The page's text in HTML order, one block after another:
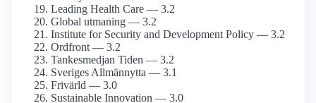
Leading Health Care — 3.2
Global utmaning — 3.2
Institute for Security and Development Policy — 3.2
Ordfront — 3.2
Tankesmedjan Tiden — 3.2
Sveriges Allmännytta — 3.1
Frivärld — 3.0
Sustainable Innovation — 3.0